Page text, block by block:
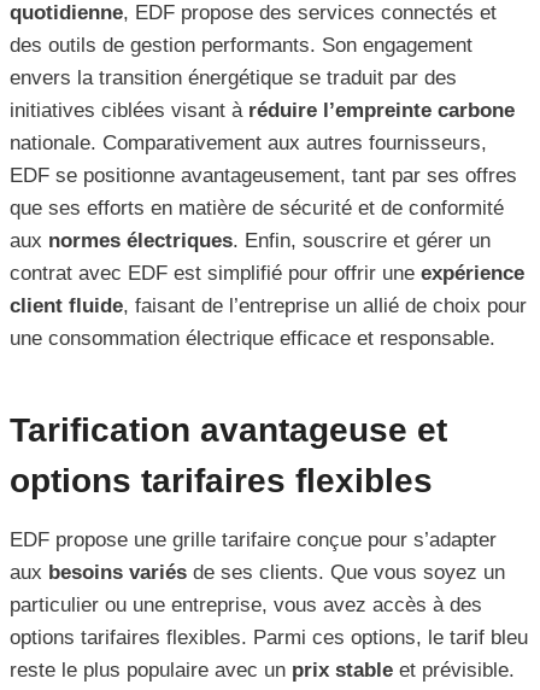
quotidienne, EDF propose des services connectés et
des outils de gestion performants. Son engagement
envers la transition énergétique se traduit par des
initiatives ciblées visant à réduire l’empreinte carbone
nationale. Comparativement aux autres fournisseurs,
EDF se positionne avantageusement, tant par ses offres
que ses efforts en matière de sécurité et de conformité
aux normes électriques. Enfin, souscrire et gérer un
contrat avec EDF est simplifié pour offrir une expérience
client fluide, faisant de l’entreprise un allié de choix pour
une consommation électrique efficace et responsable.
Tarification avantageuse et
options tarifaires flexibles
EDF propose une grille tarifaire conçue pour s’adapter
aux besoins variés de ses clients. Que vous soyez un
particulier ou une entreprise, vous avez accès à des
options tarifaires flexibles. Parmi ces options, le tarif bleu
reste le plus populaire avec un prix stable et prévisible.